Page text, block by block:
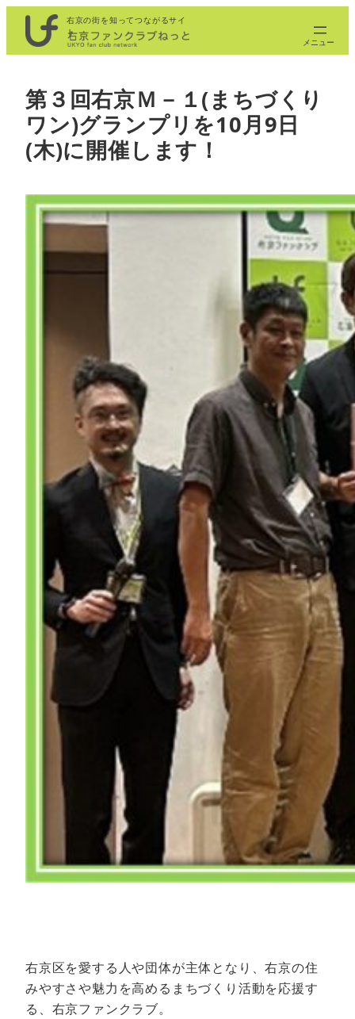
を
右京の街を知ってつながるサイ
ト
第３回右京Ｍ－１(まちづくり
ワン)グランプリを10月9日
(木)に開催します！
右京区を愛する人や団体が主体となり、右京の住
みやすさや魅力を高めるまちづくり活動を応援す
る、右京ファンクラブ。